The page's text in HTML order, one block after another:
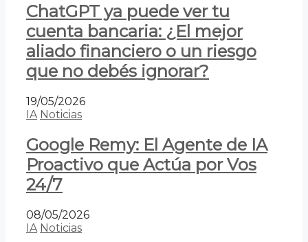
ChatGPT ya puede ver tu
cuenta bancaria: ¿El mejor
aliado financiero o un riesgo
que no debés ignorar?
19/05/2026
IA Noticias
Google Remy: El Agente de IA
Proactivo que Actúa por Vos
24/7
08/05/2026
IA Noticias